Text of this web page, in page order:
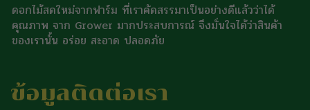
ดอกไม้สดใหม่จากฟาร์ม ที่เราคัดสรรมาเป็นอย่างดีแล้วว่าได้
คุณภาพ จาก Grower มากประสบการณ์ จึงมั่นใจได้ว่าสินค้า
ของเรานั้น อร่อย สะอาด ปลอดภัย
ข้อมูลติดต่อเรา